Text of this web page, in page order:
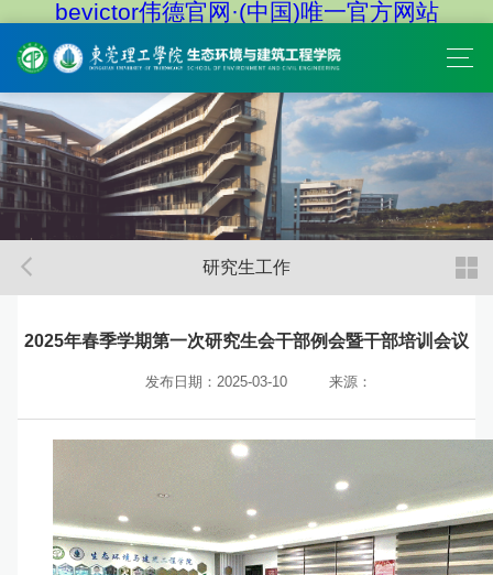
bevictor伟德官网·(中国)唯一官方网站
研究生工作
2025年春季学期第一次研究生会干部例会暨干部培训会议
发布日期：2025-03-10 来源：